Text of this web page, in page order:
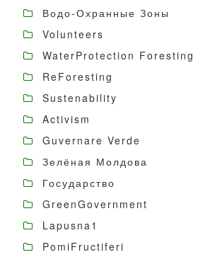
Водо-Охранные Зоны
Volunteers
WaterProtection Foresting
ReForesting
Sustenability
Activism
Guvernare Verde
Зелёная Молдова
Государство
GreenGovernment
Lapusna1
PomiFructiferi